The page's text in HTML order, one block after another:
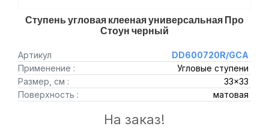
Ступень угловая клееная универсальная Про
Стоун черный
Артикул
DD600720R/GCA
Применение :
Угловые ступени
Размер, см :
33x33
Поверхность :
матовая
На заказ!